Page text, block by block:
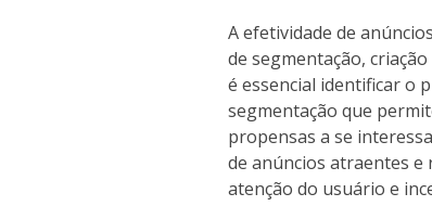
A efetividade de
de segmentação,
é essencial identificar o
segmentação que
propensas a se
de anúncios atraentes
atenção do usuário e